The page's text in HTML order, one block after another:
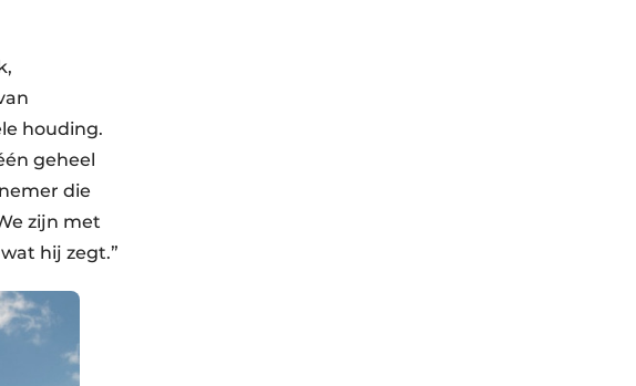
houding.
geheel
die
zijn met
hij zegt.”